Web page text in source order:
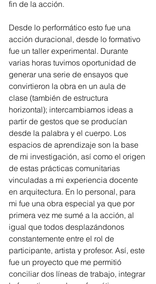
fin de la acción.
Desde lo performático esto fue una
acción duracional, desde lo formativo
fue un taller experimental. Durante
varias horas tuvimos oportunidad de
generar una serie de ensayos que
convirtieron la obra en un aula de
clase (también de estructura
horizontal); intercambiamos ideas a
partir de gestos que se producían
desde la palabra y el cuerpo. Los
espacios de aprendizaje son la base
de mi investigación, así como el origen
de estas prácticas comunitarias
vinculadas a mi experiencia docente
en arquitectura. En lo personal, para
mi fue una obra especial ya que por
primera vez me sumé a la acción, al
igual que todos desplazándonos
constantemente entre el rol de
participante, artista y profesor. Así, este
fue un proyecto que me permitió
conciliar dos líneas de trabajo, integrar